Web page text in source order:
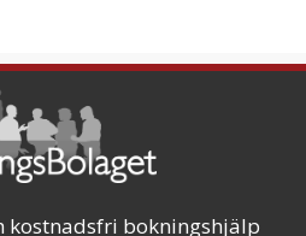
kostnadsfri bokningshjälp